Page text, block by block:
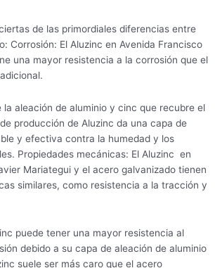
de las primordiales diferencias entre
Corrosión: El Aluzinc en Avenida Francisco
una mayor resistencia a la corrosión que el
la aleación de aluminio y cinc que recubre el
producción de Aluzinc da una capa de
y efectiva contra la humedad y los
Propiedades mecánicas: El Aluzinc en
Mariategui y el acero galvanizado tienen
similares, como resistencia a la tracción y
puede tener una mayor resistencia al
debido a su capa de aleación de aluminio
suele ser más caro que el acero